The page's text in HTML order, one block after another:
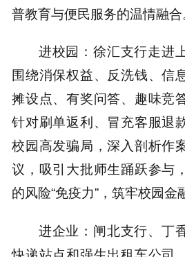
普教育与便民服务的温情融合
进校园：徐汇支行走进
围绕消保权益、反洗钱、信
摊设点、有奖问答、趣味竞
针对刷单返利、冒充客服退
校园高发骗局，深入剖析作
议，吸引大批师生踊跃参与
的风险“免疫力”，筑牢校园金
进企业：闸北支行、丁